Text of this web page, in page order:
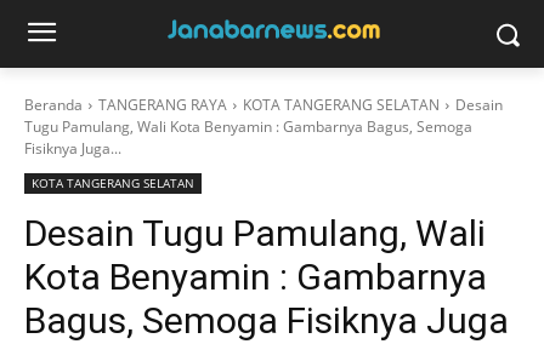
Beranda TANGERANG RAYA KOTA TANGERANG SELATAN
Desain
Tugu Pamulang, Wali Kota Benyamin : Gambarnya Bagus, Semoga
Fisiknya Juga...
KOTA TANGERANG SELATAN
Desain Tugu Pamulang, Wali
Kota Benyamin : Gambarnya
Bagus, Semoga Fisiknya Juga